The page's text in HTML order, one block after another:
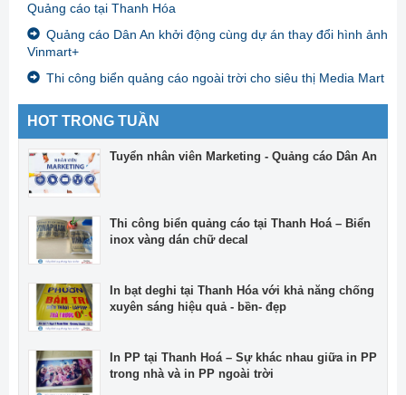
Quảng cáo tại Thanh Hóa
Quảng cáo Dân An khởi động cùng dự án thay đổi hình ảnh
Vinmart+
Thi công biển quảng cáo ngoài trời cho siêu thị Media Mart
HOT TRONG TUẦN
Tuyển nhân viên Marketing - Quảng cáo Dân An
Thi công biển quảng cáo tại Thanh Hoá – Biển
inox vàng dán chữ decal
In bạt deghi tại Thanh Hóa với khả năng chống
xuyên sáng hiệu quả - bền- đẹp
In PP tại Thanh Hoá – Sự khác nhau giữa in PP
trong nhà và in PP ngoài trời